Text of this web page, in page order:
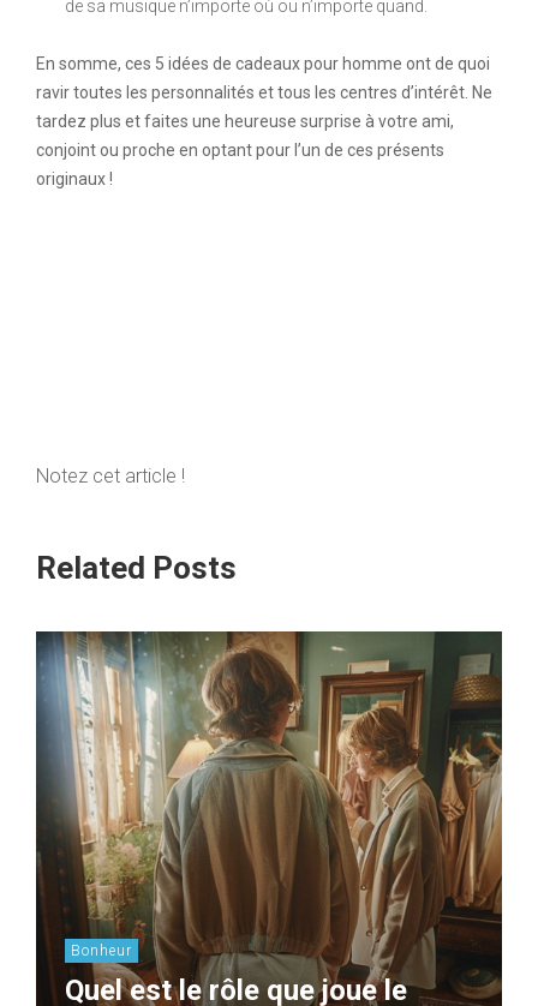
de sa musique n’importe où ou n’importe quand.
En somme, ces 5 idées de cadeaux pour homme ont de quoi
ravir toutes les personnalités et tous les centres d’intérêt. Ne
tardez plus et faites une heureuse surprise à votre ami,
conjoint ou proche en optant pour l’un de ces présents
originaux !
Notez cet article !
Related Posts
Bonheur
Quel est le rôle que joue le